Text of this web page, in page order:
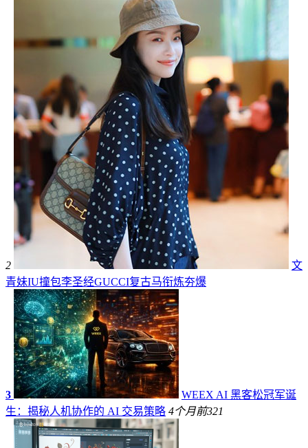
2
文
青妹IU撞包李圣经GUCCI复古马衔炼夯爆
3
WEEX AI 黑客松冠军诞
生：揭秘人机协作的 AI 交易策略 4个月前321